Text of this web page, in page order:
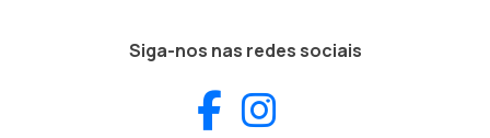
Siga-nos nas redes sociais
Facebook